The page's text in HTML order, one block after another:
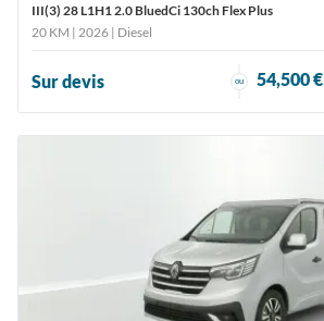
III(3) 28 L1H1 2.0 BluedCi 130ch Flex Plus
20 KM | 2026 | Diesel
Sur devis ou 54,500 €